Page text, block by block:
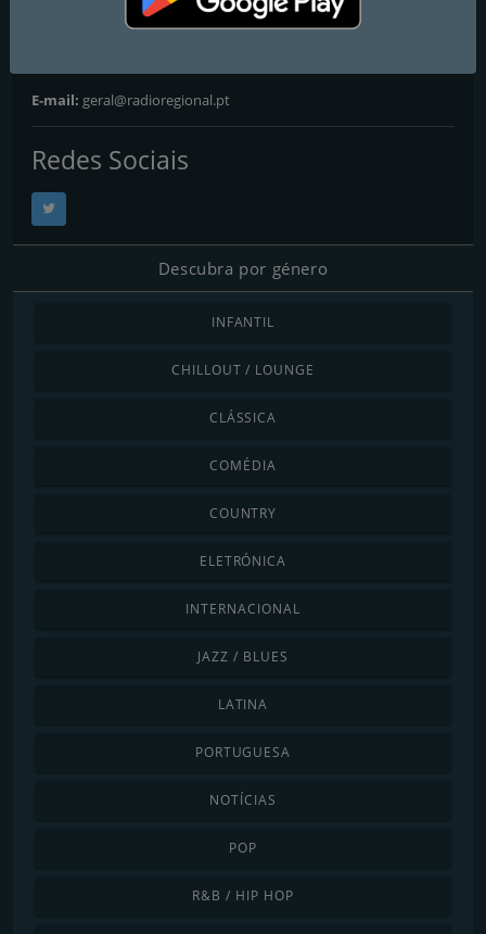
Aeroporto, Apartado 100, 4471-905 Moreira da Maia
E-mail: geral@radioregional.pt
Redes Sociais
Descubra por género
INFANTIL
CHILLOUT / LOUNGE
CLÁSSICA
COMÉDIA
COUNTRY
ELETRÓNICA
INTERNACIONAL
JAZZ / BLUES
LATINA
PORTUGUESA
NOTÍCIAS
POP
R&B / HIP HOP